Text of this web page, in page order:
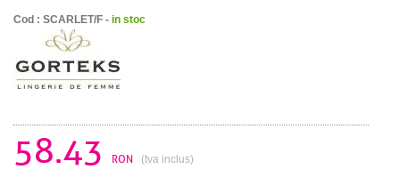
Cod : SCARLET/F - in stoc
58.43 RON (tva inclus)